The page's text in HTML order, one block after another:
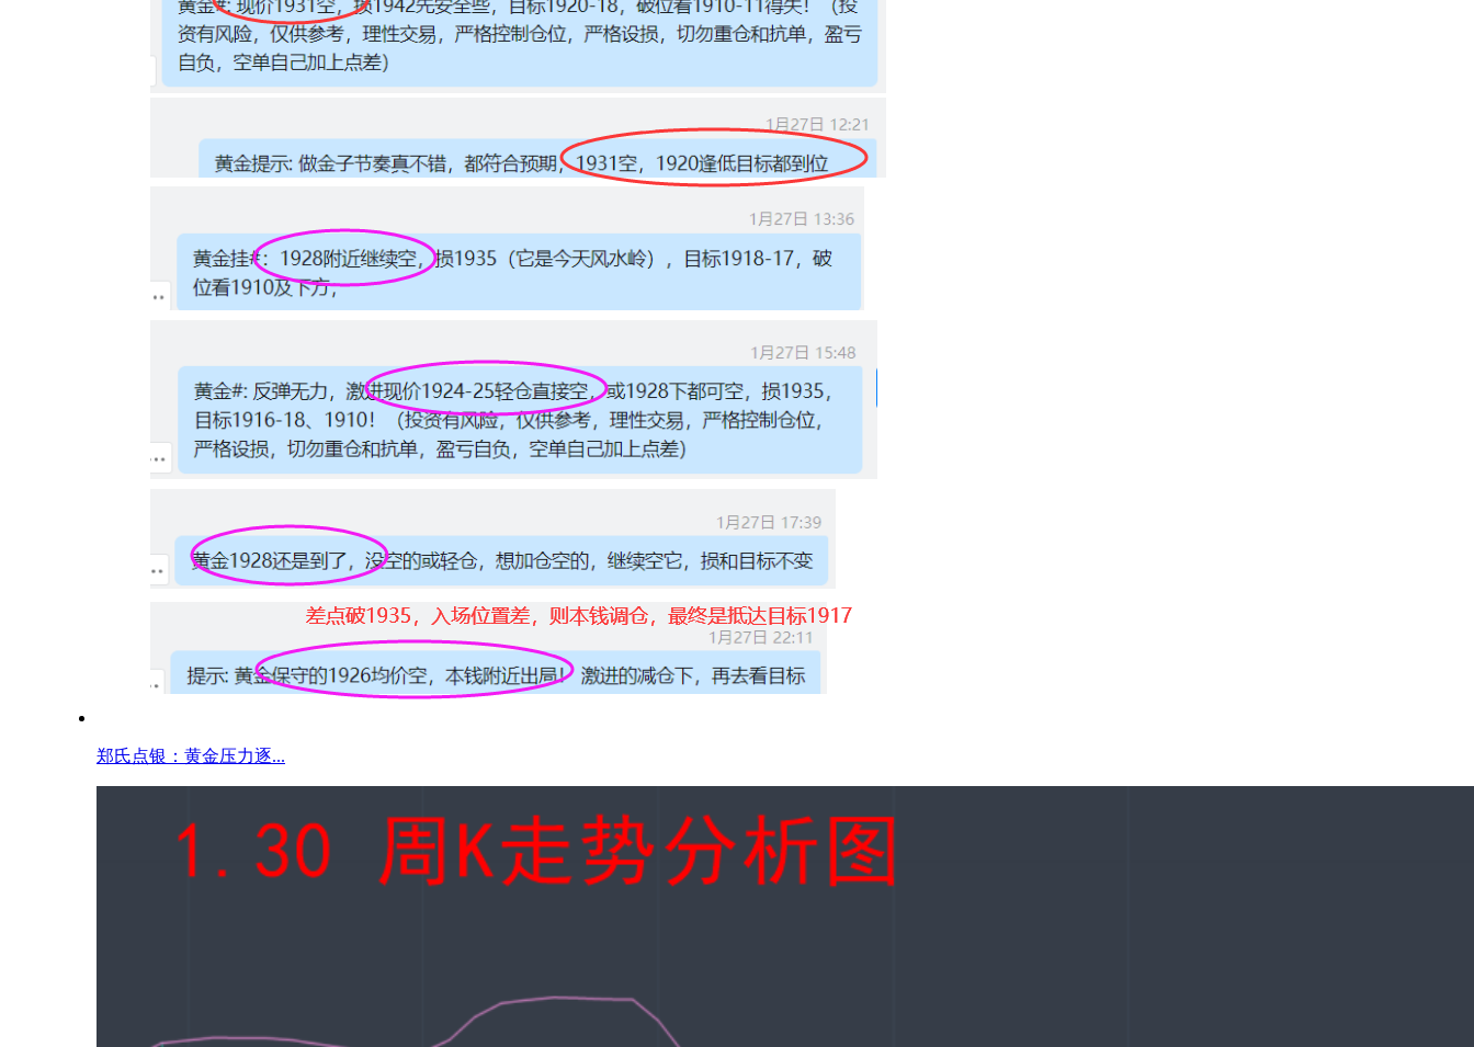
郑氏点银：黄金压力逐...